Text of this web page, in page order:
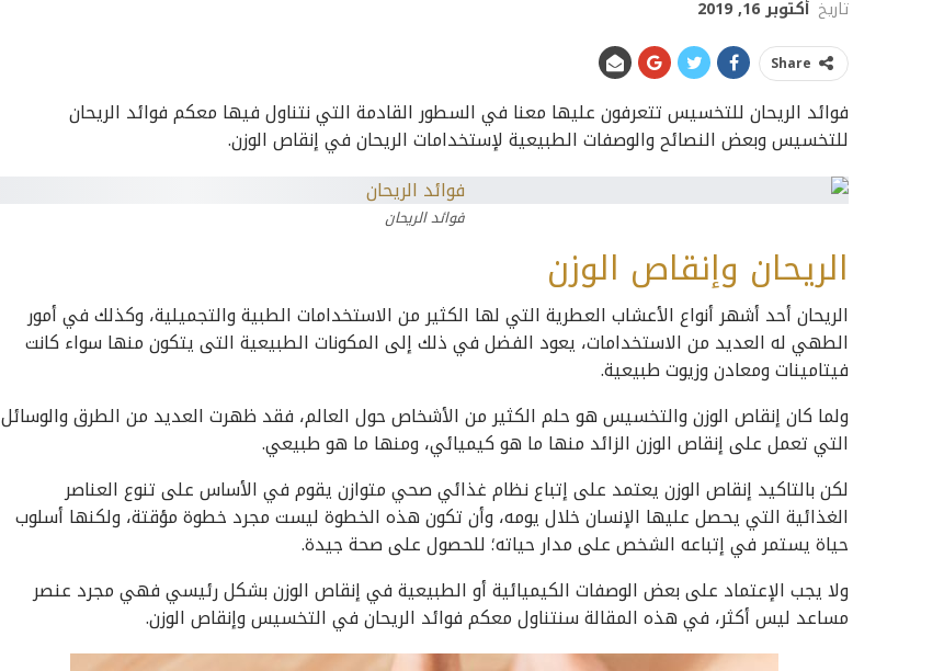
تاريخ أكتوبر 16, 2019
Share
فوائد الريحان للتخسيس تتعرفون عليها معنا في السطور القادمة التي نتناول فيها معكم فوائد الريحان
للتخسيس وبعض النصائح والوصفات الطبيعية لإستخدامات الريحان في إنقاص الوزن.
فوائد الريحان
الريحان وإنقاص الوزن
الريحان أحد أشهر أنواع الأعشاب العطرية التي لها الكثير من الاستخدامات الطبية والتجميلية، وكذلك في أمور
الطهي له العديد من الاستخدامات، يعود الفضل في ذلك إلى المكونات الطبيعية التى يتكون منها سواء كانت
فيتامينات ومعادن وزيوت طبيعية.
ولما كان إنقاص الوزن والتخسيس هو حلم الكثير من الأشخاص حول العالم، فقد ظهرت العديد من الطرق والوسائل
التي تعمل على إنقاص الوزن الزائد منها ما هو كيميائي، ومنها ما هو طبيعي.
لكن بالتاكيد إنقاص الوزن يعتمد على إتباع نظام غذائي صحي متوازن يقوم في الأساس على تنوع العناصر
الغذائية التي يحصل عليها الإنسان خلال يومه، وأن تكون هذه الخطوة ليست مجرد خطوة مؤقتة، ولكنها أسلوب
حياة يستمر في إتباعه الشخص على مدار حياته؛ للحصول على صحة جيدة.
ولا يجب الإعتماد على بعض الوصفات الكيميائية أو الطبيعية في إنقاص الوزن بشكل رئيسي فهي مجرد عنصر
مساعد ليس أكثر، في هذه المقالة سنتناول معكم فوائد الريحان في التخسيس وإنقاص الوزن.